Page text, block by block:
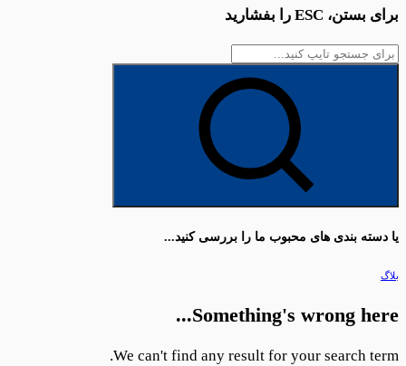
برای بستن، ESC را بفشارید
یا دسته بندی های محبوب ما را بررسی کنید...
بلاگ
Something's wrong here...
We can't find any result for your search term.